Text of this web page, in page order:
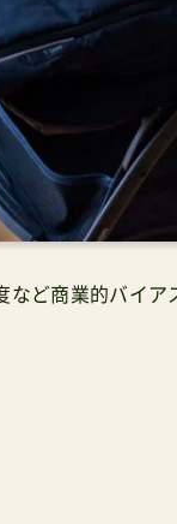
など商業的バイ